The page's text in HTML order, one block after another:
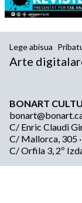
Lege abisua
Arte
BONART
C/ Enric Claudi
C/ Mallorca, 305
C/ Orfila 3, 2º